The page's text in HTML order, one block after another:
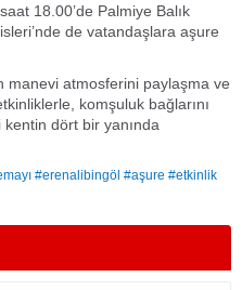
18.00’de Palmiye Balık
de vatandaşlara aşure
manevi atmosferini paylaşma ve
komşuluk bağlarını
dört bir yanında
#erenalibingöl #aşure #etkinlik